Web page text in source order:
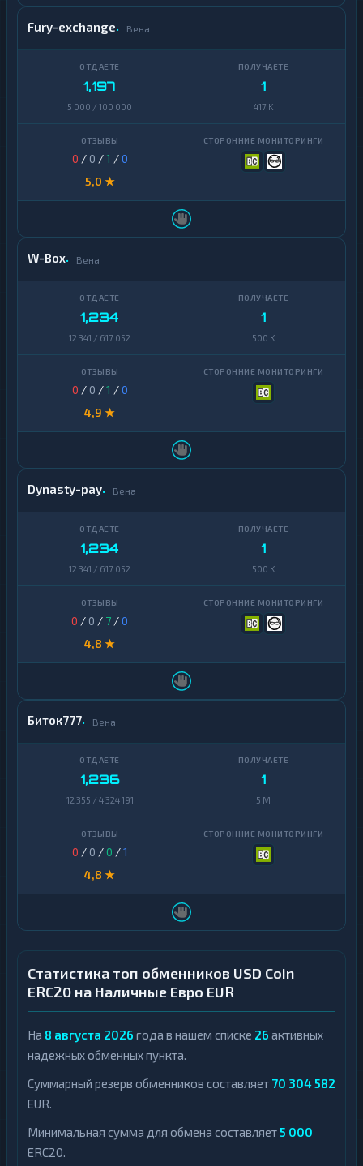
Fury-exchange Вена
1,197
5 000 / 100 000
1
417 K
0 / 0 /1 /0
5,0 ★
W-Box Вена
1,234
12 341 / 617 052
1
500 K
0 / 0 /1 /0
4,9 ★
Dynasty-pay Вена
1,234
12 341 / 617 052
1
500 K
0 / 0 / 7 /0
4,8 ★
Биток777 Вена
1,236
12 355 / 4 324 191
1
5 M
0 / 0 /0 /1
4,8 ★
Статистика топ обменников USD Coin
ERC20 на Наличные Евро EUR
На 8 августа 2026 года в нашем списке 26 активных
надежных обменных пункта.
Суммарный резерв обменников составляет 70 304 582
EUR.
Минимальная сумма для обмена составляет5 000
ERC20.